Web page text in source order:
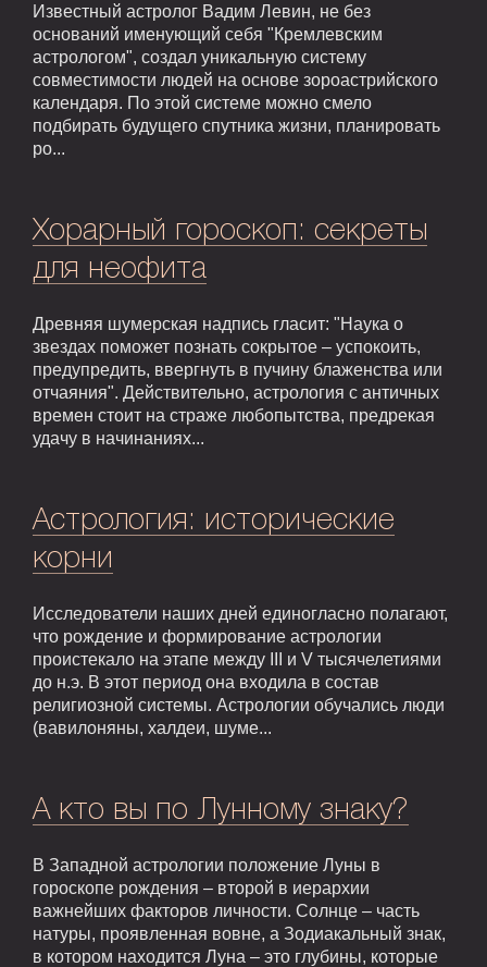
Известный астролог Вадим Левин, не без
оснований именующий себя "Кремлевским
астрологом", создал уникальную систему
совместимости людей на основе зороастрийского
календаря. По этой системе можно смело
подбирать будущего спутника жизни, планировать
ро...
Хорарный гороскоп: секреты
для неофита
Древняя шумерская надпись гласит: "Наука о
звездах поможет познать сокрытое – успокоить,
предупредить, ввергнуть в пучину блаженства или
отчаяния". Действительно, астрология с античных
времен стоит на страже любопытства, предрекая
удачу в начинаниях...
Астрология: исторические
корни
Исследователи наших дней единогласно полагают,
что рождение и формирование астрологии
проистекало на этапе между III и V тысячелетиями
до н.э. В этот период она входила в состав
религиозной системы. Астрологии обучались люди
(вавилоняны, халдеи, шуме...
А кто вы по Лунному знаку?
В Западной астрологии положение Луны в
гороскопе рождения – второй в иерархии
важнейших факторов личности. Солнце – часть
натуры, проявленная вовне, а Зодиакальный знак,
в котором находится Луна – это глубины, которые